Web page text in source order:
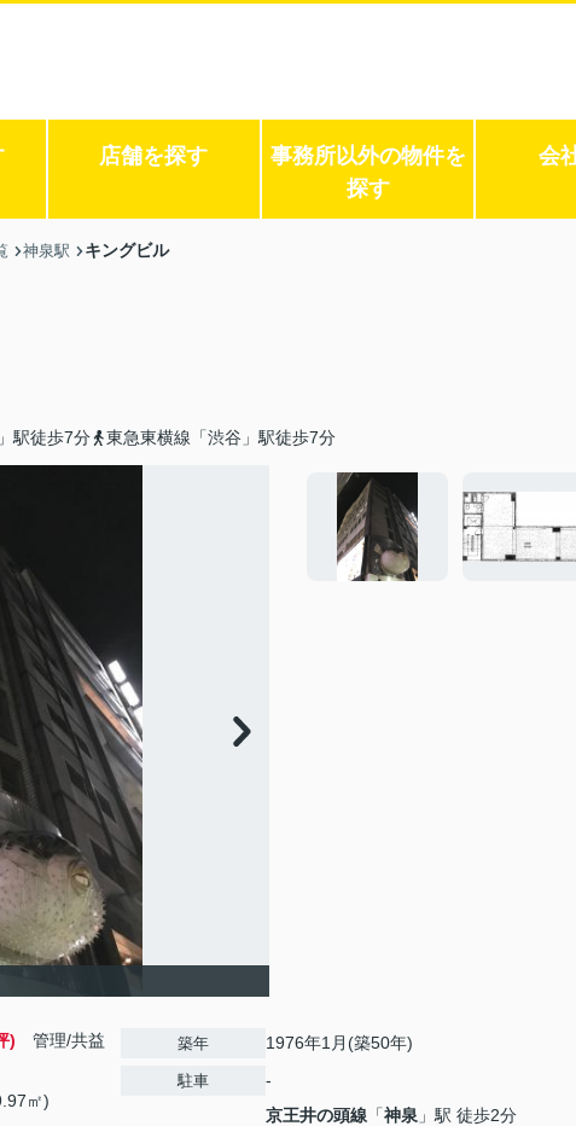
店舗を探す
事務所以外の物件を
探す
会
神泉駅 キングビル
駅徒歩7分 東急東横線「渋谷」駅徒歩7分
) 管理/共益
㎡)
築年 1976年1月(築50年)
駐車 -
京王井の頭線 「神泉 」駅 徒歩2分